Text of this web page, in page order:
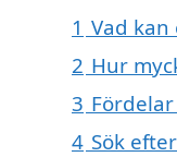
1 Vad
2 Hur
3
4 Sök